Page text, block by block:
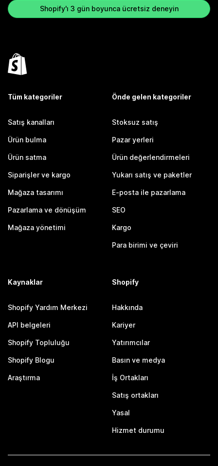
Shopify'ı 3 gün boyunca ücretsiz deneyin
Tüm kategoriler
Satış kanalları
Ürün bulma
Ürün satma
Siparişler ve kargo
Mağaza tasarımı
Pazarlama ve dönüşüm
Mağaza yönetimi
Önde gelen kategoriler
Stoksuz satış
Pazar yerleri
Ürün değerlendirmeleri
Yukarı satış ve paketler
E-posta ile pazarlama
SEO
Kargo
Para birimi ve çeviri
Kaynaklar
Shopify Yardım Merkezi
API belgeleri
Shopify Topluluğu
Shopify Blogu
Araştırma
Shopify
Hakkında
Kariyer
Yatırımcılar
Basın ve medya
İş Ortakları
Satış ortakları
Yasal
Hizmet durumu